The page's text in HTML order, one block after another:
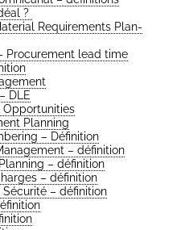
?
Requi­re­ments Plan­
Pro­cu­re­ment lead time
DLE
Opportunities
Planning
– Définition
– définition
– définition
– définition
Sécu­ri­té – définition